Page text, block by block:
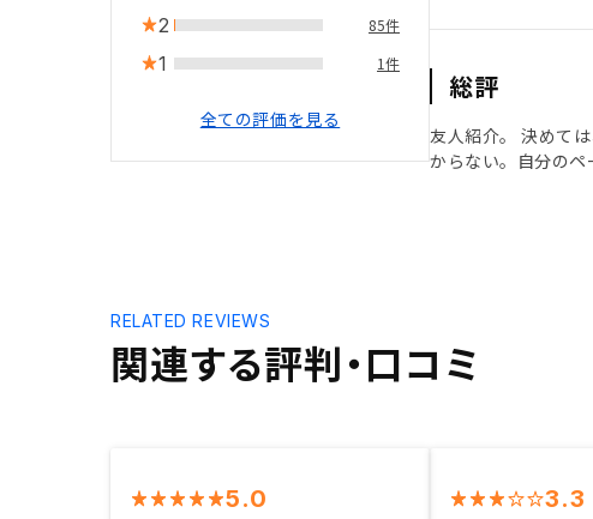
2 85件
1 1件
全ての評価を見る
総評
友人紹介。 決めて
からない。自分のペ
関連する評判・口コミ
RELATED REVIEWS
5.0 3.3